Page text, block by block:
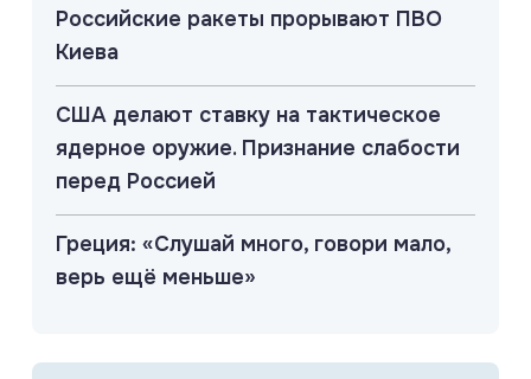
Российские ракеты прорывают ПВО
Киева
США делают ставку на тактическое
ядерное оружие. Признание слабости
перед Россией
Греция: «Слушай много, говори мало,
верь ещё меньше»